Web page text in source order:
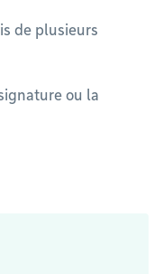
de plusieurs
ou la